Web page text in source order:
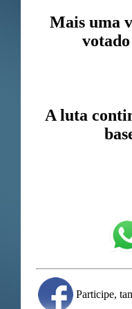
Mais uma
A luta
Participe,